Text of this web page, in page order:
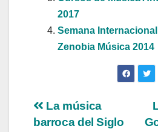
2017
Semana
Zenobia Música 2014
Navegación
La música
barroca del Siglo